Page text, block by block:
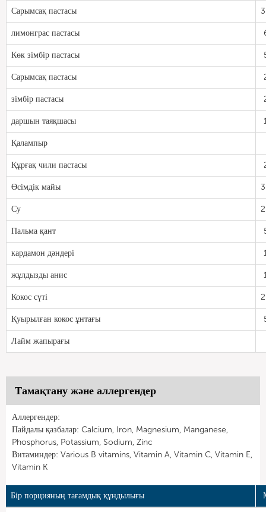
Сарымсақ пастасы
лимонграс пастасы
Көк зімбір пастасы
Сарымсақ пастасы
зімбір пастасы
даршын таяқшасы
Қалампыр
Құрғақ чили пастасы
Өсімдік майы
Су
Пальма қант
кардамон дәндері
жұлдызды анис
Кокос сүті
Қуырылған кокос ұнтағы
Лайм жапырағы
Тамақтану және аллергендер
Аллергендер:
Пайдалы қазбалар: Calcium, Iron, Magnesium, Manganese,
Phosphorus, Potassium, Sodium, Zinc
Витаминдер: Various B vitamins, Vitamin A, Vitamin C, Vitamin E,
Vitamin K
Бір порцияның тағамдық құндылығы